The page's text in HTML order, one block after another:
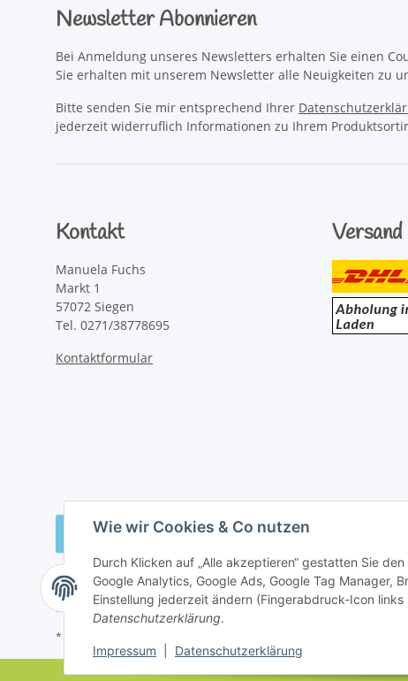
Wie wir Cookies & Co nutzen
Durch Klicken auf „Alle akzeptieren“ gestatten Sie
Google Analytics, Google Ads, Google Tag Manager,
Einstellung jederzeit ändern (Fingerabdruck-Icon
Datenschutzerklärung.
Impressum Datenschutzerklärung
Newsletter Abonnieren
Bei Anmeldung unseres Newsletters erhalten Sie einen
Sie erhalten mit unserem Newsletter alle Neuigkeiten zu
Bitte senden Sie mir entsprechend Ihrer
jederzeit widerruflich Informationen zu Ihrem
Kontakt
Manuela Fuchs
Markt 1
57072 Siegen
Tel. 0271/38778695
Kontaktformular
Versand
Vertrag widerrufen
* Alle Preise inkl. gesetzlicher USt., zzgl.